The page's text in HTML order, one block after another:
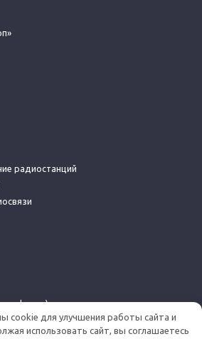
радиостанций
оферта)
cookie для улучшения работы сайта и
использовать сайт, вы соглашаетесь